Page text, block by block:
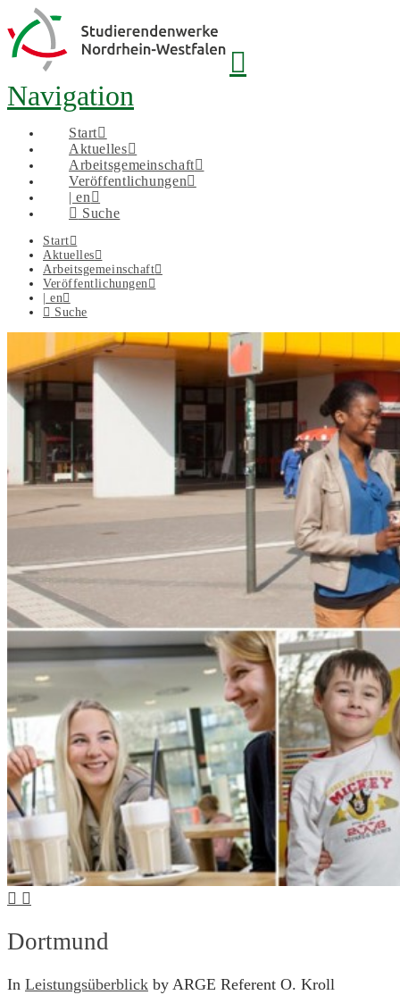
Navigation
Start
Aktuelles
Arbeitsgemeinschaft
Veröffentlichungen
| en
Suche
Start
Aktuelles
Arbeitsgemeinschaft
Veröffentlichungen
| en
Suche
Dortmund
In Leistungsüberblick by ARGE Referent O. Kroll